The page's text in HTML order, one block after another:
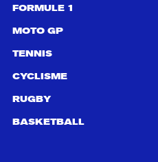
FORMULE 1
MOTO GP
TENNIS
CYCLISME
RUGBY
BASKETBALL